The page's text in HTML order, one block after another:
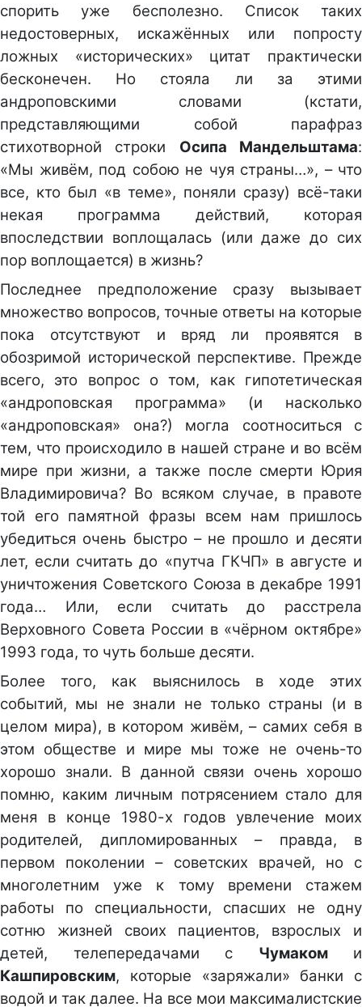
спорить уже бесполезно. Список таких
недостоверных, искажённых или попросту
ложных «исторических» цитат практически
бесконечен. Но стояла ли за этими
андроповскими словами (кстати,
представляющими собой парафраз
стихотворной строки Осипа Мандельштама:
«Мы живём, под собою не чуя страны…», – что
все, кто был «в теме», поняли сразу) всё-таки
некая программа действий, которая
впоследствии воплощалась (или даже до сих
пор воплощается) в жизнь?
Последнее предположение сразу вызывает
множество вопросов, точные ответы на которые
пока отсутствуют и вряд ли проявятся в
обозримой исторической перспективе. Прежде
всего, это вопрос о том, как гипотетическая
«андроповская программа» (и насколько
«андроповская» она?) могла соотноситься с
тем, что происходило в нашей стране и во всём
мире при жизни, а также после смерти Юрия
Владимировича? Во всяком случае, в правоте
той его памятной фразы всем нам пришлось
убедиться очень быстро – не прошло и десяти
лет, если считать до «путча ГКЧП» в августе и
уничтожения Советского Союза в декабре 1991
года… Или, если считать до расстрела
Верховного Совета России в «чёрном октябре»
1993 года, то чуть больше десяти.
Более того, как выяснилось в ходе этих
событий, мы не знали не только страны (и в
целом мира), в котором живём, – самих себя в
этом обществе и мире мы тоже не очень-то
хорошо знали. В данной связи очень хорошо
помню, каким личным потрясением стало для
меня в конце 1980-х годов увлечение моих
родителей, дипломированных – правда, в
первом поколении – советских врачей, но с
многолетним уже к тому времени стажем
работы по специальности, спасших не одну
сотню жизней своих пациентов, взрослых и
детей, телепередачами с Чумакоми
Кашпировским, которые «заряжали» банки с
водой и так далее. На все мои максималистские